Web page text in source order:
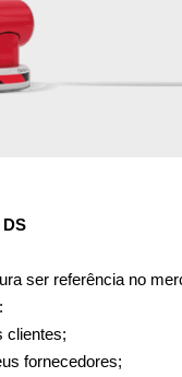
DS
ser referência no
clientes;
fornecedores;